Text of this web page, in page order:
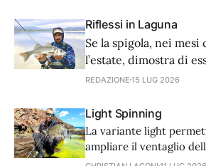
Riflessi in Laguna
Se la spigola, nei
l’estate, dimostra di
lunatica, noi non
nostra tecnica. Ecco
giornata di spinning
Tarantola,
questa tecnica.
REDAZIONE 15 LUG 2026
Light Spinning
La variante light
ampliare il ventaglio
in modo quasi infinito,